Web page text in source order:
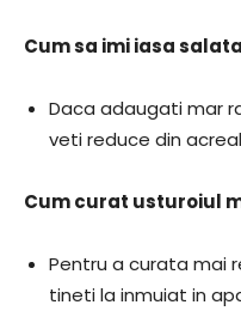
Cum sa imi iasa
Daca adaugati mar
veti reduce din
Cum curat usturoiul
Pentru a curata mai
tineti la inmuiat in